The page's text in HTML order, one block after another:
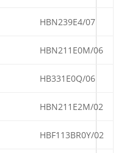
HBN239E4/07
HBN211E0M/06
HB331E0Q/06
HBN211E2M/02
HBF113BR0Y/02